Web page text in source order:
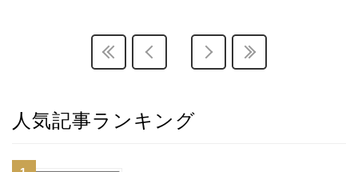
人気記事ランキング